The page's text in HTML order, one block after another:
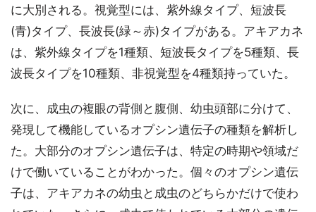
に大別される。視覚型には、紫外線タイプ、短波長
(青)タイプ、長波長(緑～赤)タイプがある。アキアカネ
は、紫外線タイプを1種類、短波長タイプを5種類、長
波長タイプを10種類、非視覚型を4種類持っていた。
次に、成虫の複眼の背側と腹側、幼虫頭部に分けて、
発現して機能しているオプシン遺伝子の種類を解析し
た。大部分のオプシン遺伝子は、特定の時期や領域だ
けで働いていることがわかった。個々のオプシン遺伝
子は、アキアカネの幼虫と成虫のどちらかだけで使わ